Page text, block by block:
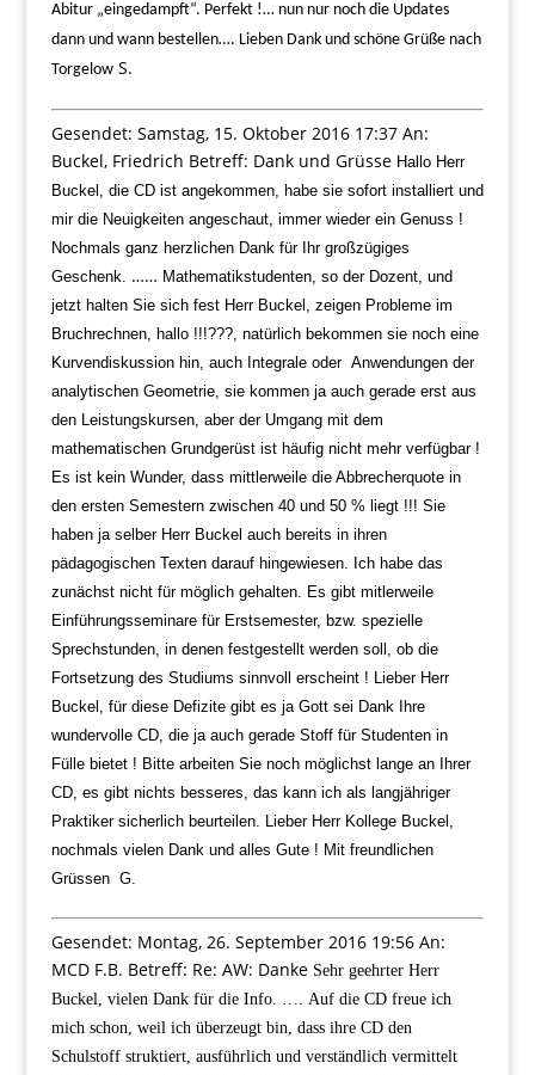
Abitur „eingedampft“. Perfekt !… nun nur noch die Updates
dann und wann bestellen…. Lieben Dank und schöne Grüße nach
TorgelowS.
Gesendet: Samstag, 15. Oktober 2016 17:37 An:
Buckel, Friedrich Betreff: Dank und Grüsse Hallo Herr
Buckel, die CD ist angekommen, habe sie sofort installiert und
mir die Neuigkeiten angeschaut, immer wieder ein Genuss !
Nochmals ganz herzlichen Dank für Ihr großzügiges
Geschenk. …… Mathematikstudenten, so der Dozent, und
jetzt halten Sie sich fest Herr Buckel, zeigen Probleme im
Bruchrechnen, hallo !!!???, natürlich bekommen sie noch eine
Kurvendiskussion hin, auch Integrale oder Anwendungen der
analytischen Geometrie, sie kommen ja auch gerade erst aus
den Leistungskursen, aber der Umgang mit dem
mathematischen Grundgerüst ist häufig nicht mehr verfügbar !
Es ist kein Wunder, dass mittlerweile die Abbrecherquote in
den ersten Semestern zwischen 40 und 50 % liegt !!! Sie
haben ja selber Herr Buckel auch bereits in ihren
pädagogischen Texten darauf hingewiesen. Ich habe das
zunächst nicht für möglich gehalten. Es gibt mitlerweile
Einführungsseminare für Erstsemester, bzw. spezielle
Sprechstunden, in denen festgestellt werden soll, ob die
Fortsetzung des Studiums sinnvoll erscheint ! Lieber Herr
Buckel, für diese Defizite gibt es ja Gott sei Dank Ihre
wundervolle CD, die ja auch gerade Stoff für Studenten in
Fülle bietet ! Bitte arbeiten Sie noch möglichst lange an Ihrer
CD, es gibt nichts besseres, das kann ich als langjähriger
Praktiker sicherlich beurteilen. Lieber Herr Kollege Buckel,
nochmals vielen Dank und alles Gute ! Mit freundlichen
Grüssen G.
Gesendet: Montag, 26. September 2016 19:56 An:
MCD F.B. Betreff: Re: AW: Danke Sehr geehrter Herr
Buckel, vielen Dank für die Info. …. Auf die CD freue ich
mich schon, weil ich überzeugt bin, dass ihre CD den
Schulstoff struktiert, ausführlich und verständlich vermittelt